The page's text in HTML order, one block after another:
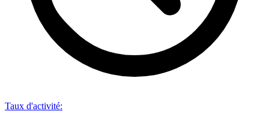
Taux d'activité: